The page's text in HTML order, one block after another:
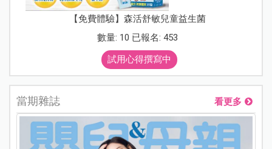
【免費體驗】森活舒敏兒童益生菌
數量: 10 已報名: 453
試用心得撰寫中
當期雜誌 看更多